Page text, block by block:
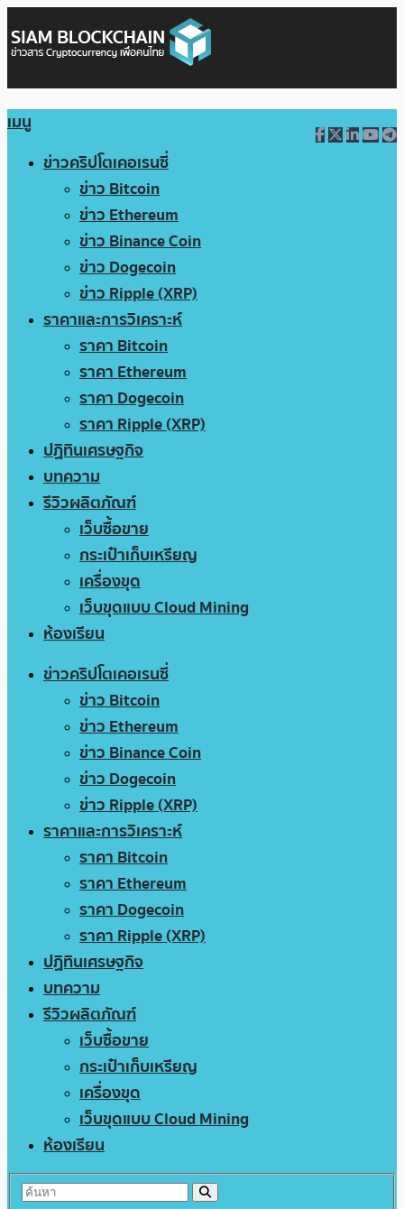
เมนู
ข่าวคริปโตเคอเรนซี่
ข่าว Bitcoin
ข่าว Ethereum
ข่าว Binance Coin
ข่าว Dogecoin
ข่าว Ripple (XRP)
ราคาและการวิเคราะห์
ราคา Bitcoin
ราคา Ethereum
ราคา Dogecoin
ราคา Ripple (XRP)
ปฏิทินเศรษฐกิจ
บทความ
รีวิวผลิตภัณฑ์
เว็บซื้อขาย
กระเป๋าเก็บเหรียญ
เครื่องขุด
เว็บขุดแบบ Cloud Mining
ห้องเรียน
ข่าวคริปโตเคอเรนซี่
ข่าว Bitcoin
ข่าว Ethereum
ข่าว Binance Coin
ข่าว Dogecoin
ข่าว Ripple (XRP)
ราคาและการวิเคราะห์
ราคา Bitcoin
ราคา Ethereum
ราคา Dogecoin
ราคา Ripple (XRP)
ปฏิทินเศรษฐกิจ
บทความ
รีวิวผลิตภัณฑ์
เว็บซื้อขาย
กระเป๋าเก็บเหรียญ
เครื่องขุด
เว็บขุดแบบ Cloud Mining
ห้องเรียน